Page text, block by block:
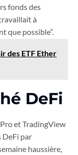
fonds des
à
que possible”.
des ETF Ether
DeFi
et TradingView
DeFi par
haussière,